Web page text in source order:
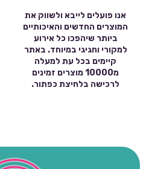
אנו פועלים לייבא ולשווק את
המוצרים החדשים והאיכותיים
ביותר שיהפכו כל אירוע
למקורי וחגיגי במיוחד. באתר
קיימים בכל עת למעלה
מ10000 מוצרים זמינים
לרכישה בלחיצת כפתור.